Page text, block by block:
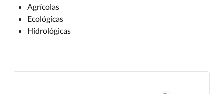
Agrícolas
Ecológicas
Hidrológicas